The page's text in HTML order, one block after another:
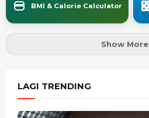
BMI & Calorie Calculator
Show More
LAGI TRENDING